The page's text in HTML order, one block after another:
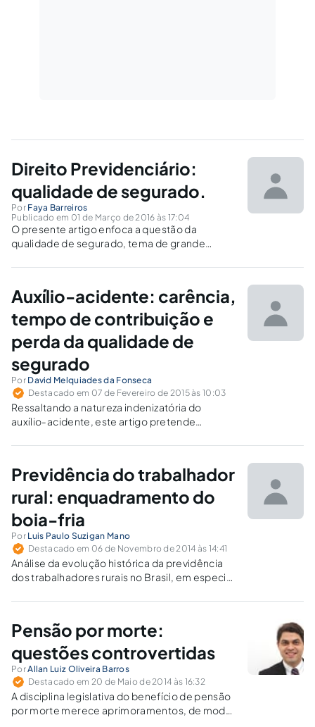
Direito Previdenciário:
qualidade de segurado.
Por Faya Barreiros
Publicado em 01 de Março de 2016 às 17:04
O presente artigo enfoca a questão da
qualidade de segurado, tema de grande
previdenciária.
Auxílio-acidente: carência,
tempo de contribuição e
perda da qualidade de
segurado
Por David Melquiades da Fonseca
Destacado em 07 de Fevereiro de 2015 às 10:03
Ressaltando a natureza indenizatória do
auxílio-acidente, este artigo pretende
benefício sobre a contagem da carência e do
questão da manutenção da qualidade de
segurado.
Previdência do trabalhador
rural: enquadramento do
boia-fria
Por Luis Paulo Suzigan Mano
Destacado em 06 de Novembro de 2014 às 14:41
Análise da evolução histórica da previdência
dos trabalhadores rurais no Brasil, em especial
rural comumente denominado como "boia-
enquadramento.
Pensão por morte:
questões controvertidas
PorAllan Luiz Oliveira Barros
Destacado em 20 de Maio de 2014 às 16:32
A disciplina legislativa do benefício de pensão
por morte merece aprimoramentos, de modo